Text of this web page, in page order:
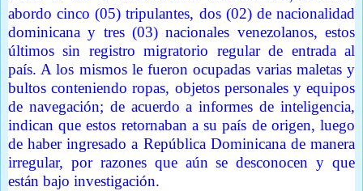
abordo cinco (05) tripulantes, dos (02) de nacionalidad
dominicana y tres (03) nacionales venezolanos, estos
últimos sin registro migratorio regular de entrada al
país. A los mismos le fueron ocupadas varias maletas y
bultos conteniendo ropas, objetos personales y equipos
de navegación; de acuerdo a informes de inteligencia,
indican que estos retornaban a su país de origen, luego
de haber ingresado a República Dominicana de manera
irregular, por razones que aún se desconocen y que
están bajo investigación.